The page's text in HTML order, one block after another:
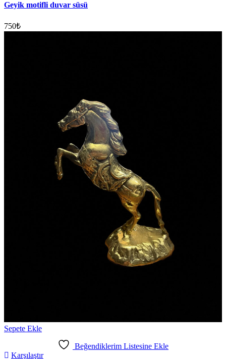
Geyik motifli duvar süsü
750₺
Sepete Ekle
Beğendiklerim Listesine Ekle
Karşılaştır